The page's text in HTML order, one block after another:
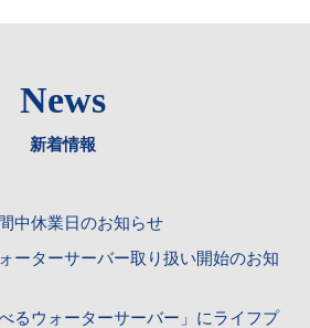
News
新着情報
中休業日のお知らせ
ーターサーバー取り扱い開始のお知
べるウォーターサーバー」にライフプ